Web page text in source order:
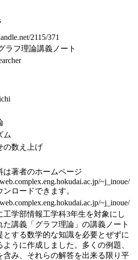
2115/371
ラフ理論講義ノート
ム
の数え上げ
は著者のホームページ
~j_inoue/
ロードできます。
~j_inoue/
工学部情報工学科3年生を対象にし
た講義「グラフ理論」の講義ノート
とする数学的な知識を必要とぜずに
ように作成しました。多くの例題、
含み、それらの解答を出来る限り平